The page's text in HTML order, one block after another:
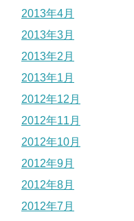
2013年4月
2013年3月
2013年2月
2013年1月
2012年12月
2012年11月
2012年10月
2012年9月
2012年8月
2012年7月